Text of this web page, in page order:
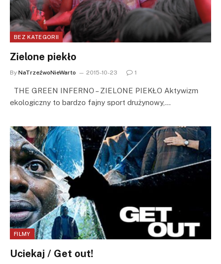
BEZ KATEGORII
Zielone piekło
By NaTrzeźwoNieWarto 2015-10-23 1
THE GREEN INFERNO – ZIELONE PIEKŁO Aktywizm
ekologiczny to bardzo fajny sport drużynowy,…
FILMY
Uciekaj / Get out!